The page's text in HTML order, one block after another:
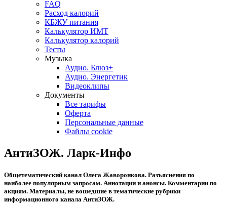
FAQ
Расход калорий
КБЖУ питания
Калькулятор ИМТ
Калькулятор калорий
Тесты
Музыка
Аудио. Блюз+
Аудио. Энергетик
Видеоклипы
Документы
Все тарифы
Оферта
Персональные данные
Файлы cookie
АнтиЗОЖ. Ларк-Инфо
Общетематический канал Олега Жаворонкова. Разъяснения по
наиболее популярным запросам. Аннотации и анонсы. Комментарии по
акциям. Материалы, не вошедшие в тематические рубрики
информационного канала АнтиЗОЖ.